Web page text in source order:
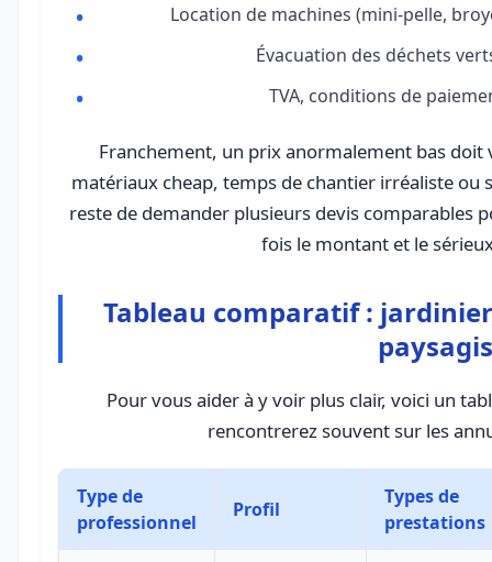
Location de machines (mini-pelle,
Évacuation des déchets
TVA, conditions de
Franchement, un prix anormalement bas doit
matériaux cheap, temps de chantier irréaliste ou
reste de demander plusieurs devis comparables
fois le montant et le
Tableau comparatif :
Pour vous aider à y voir plus clair, voici un
rencontrerez souvent sur les
Type de
professionnel
Profil
Types de
prestations